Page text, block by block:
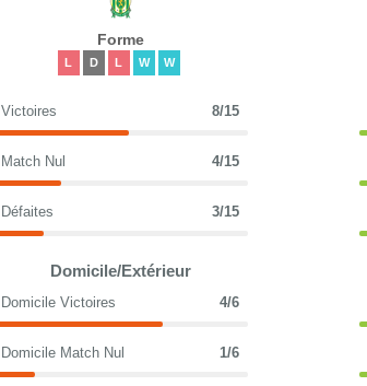
Forme
L D L W W
Victoires 8/15
Match Nul 4/15
Défaites 3/15
Domicile/Extérieur
Domicile Victoires 4/6
Domicile Match Nul 1/6